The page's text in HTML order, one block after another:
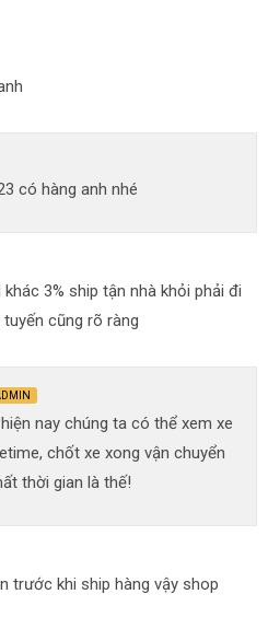
có hàng anh nhé
3% ship tận nhà khỏi phải đi
cũng rõ ràng
nay chúng ta có thể xem xe
chốt xe xong vận chuyển
thời gian là thế!
trước khi ship hàng vậy shop